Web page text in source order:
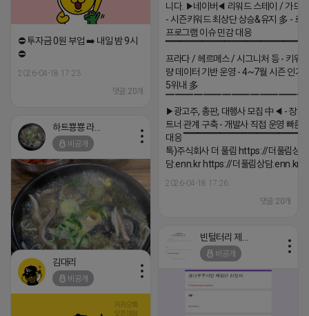
니다. ▶네이버◀ 리워드 스테이 / 가드 /
- 시즌키워드 최상단 상승&유지 多 - 로
프로그램 이슈 민감 대응
▔▔▔▔▔▔▔▔▔▔▔▔▔▔▔▔▔▔ ▶
프라다 / 헤르메스 / 시그니처 등 - 키워
량 데이터 기반 운영 - 4~7월 시즌 인기
5위내 多
▶광고주, 총판, 대행사 모집 中◀ - 장기
트너 관계 구축 - 개발사 직접 운영 빠른
대응
톡)주식회사 더 풀림 https://더풀림상
담.enn.kr https://더풀림상담.enn.kr
2026-04-18 17:26
댓글:20개
⛔️ 투자금 0원 부업 ➡️ 내일 밤 9시
⛔️
2026-04-18 17:23
댓글:20개
하트뿅뿅 라이언
비공개
비공개
김대리
비공개